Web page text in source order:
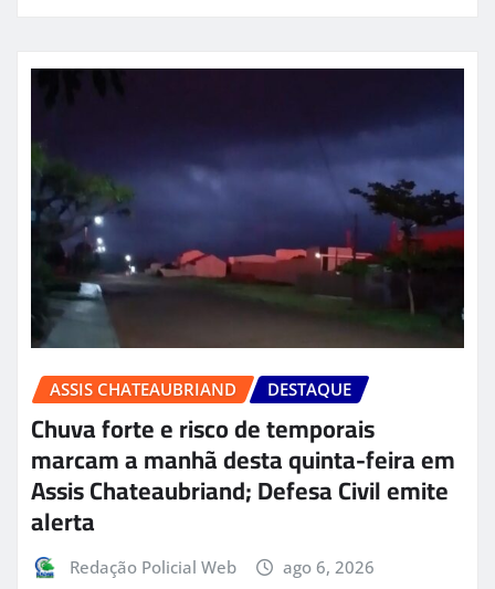
ASSIS CHATEAUBRIAND DESTAQUE
Chuva forte e risco de temporais
marcam a manhã desta quinta-feira em
Assis Chateaubriand; Defesa Civil emite
alerta
Redação Policial Web ago 6, 2026